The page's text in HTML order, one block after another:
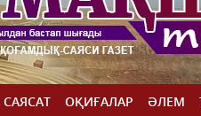
САЯСАТ ОҚИҒАЛАР ӘЛЕМ